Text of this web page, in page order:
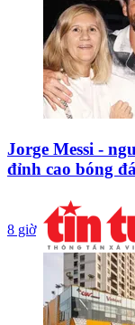
Jorge Messi -
đỉnh cao bóng
8 giờ